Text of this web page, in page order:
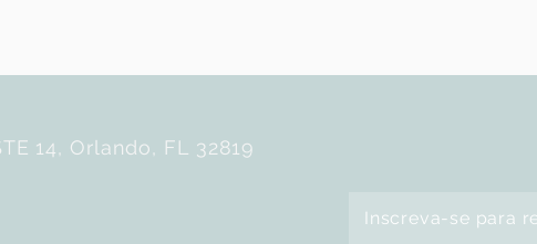
14, Orlando, FL 32819
Inscreva-se para